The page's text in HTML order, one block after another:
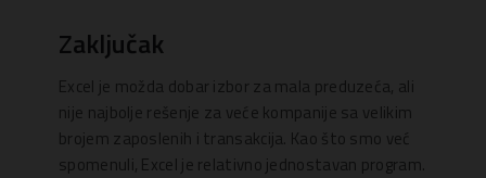
Zaključak
Excel je možda dobar izbor za mala preduzeća, ali
nije najbolje rešenje za veće kompanije sa velikim
brojem zaposlenih i transakcija. Kao što smo već
spomenuli, Excel je relativno jednostavan program.